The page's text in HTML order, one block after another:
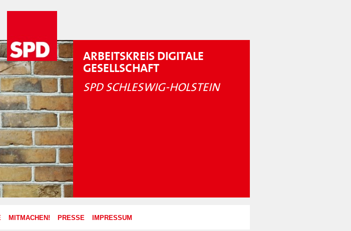
ARBEITSKREIS DIGITALE
GESELLSCHAFT
SPD SCHLESWIG-HOLSTEIN
MITMACHEN! PRESSE IMPRESSUM